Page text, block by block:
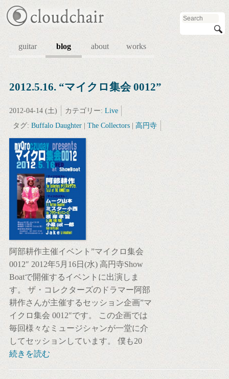
guitar blog about works
2012.5.16. “マイクロ集会 0012”
2012-04-14 (土) カテゴリー: Live
タグ: Buffalo Daughter| The Collectors| 高円寺
阿部耕作主催イベント”マイクロ集会
0012″ 2012年5月16日(水) 高円寺Show
Boatで開催するイベントに出演しま
す。 ザ・コレクターズのドラマー阿部
耕作さんが主催するセッション企画”マ
イクロ集会 0012″です。 この企画では
毎回様々なミュージシャンが一堂に介
してセッションしています。 僕も20
続きを読む